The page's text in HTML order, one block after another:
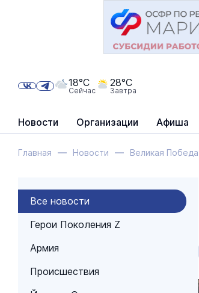
Новости Организации Афиша
18°C
Сейчас
28°C
Завтра
Главная Новости Великая Победа
Все новости
Герои Поколения Z
Армия
Происшествия